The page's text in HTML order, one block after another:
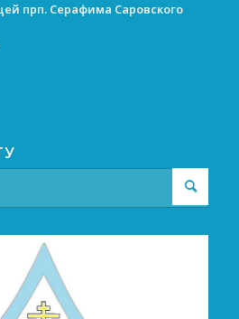
прп. Серафима Саровского